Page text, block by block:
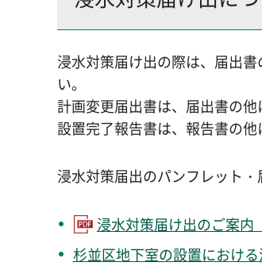
浸水対策届け出の際は、届出
い。
計画変更届出書は、届出書の
設置完了報告書は、報告書の
浸水対策届出のパンフレット
浸水対策届け出のご案内
杉並区地下室の設置におけ